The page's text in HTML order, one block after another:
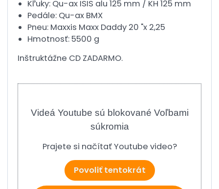
Kľuky: Qu-ax ISIS alu 125 mm / KH 125 mm
Pedále: Qu-ax BMX
Pneu: Maxxis Maxx Daddy 20 "x 2,25
Hmotnosť: 5500 g
Inštruktážne CD ZADARMO.
Videá Youtube sú blokované Voľbami
súkromia
Prajete si načítať Youtube video?
Povoliť tentokrát